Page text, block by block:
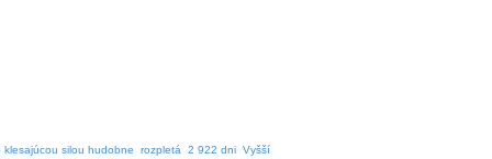
klesajúcou silou hudobne rozpletá 2 922 dni Vyšší